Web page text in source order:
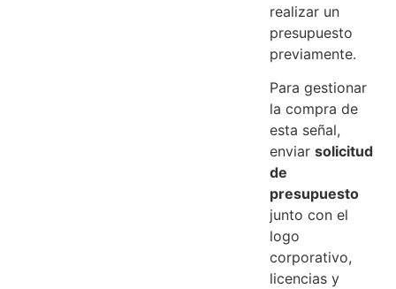
realizar un
presupuesto
previamente.
Para gestionar
la compra de
esta señal,
enviarsolicitud
de
presupuesto
junto con el
logo
corporativo,
licencias y